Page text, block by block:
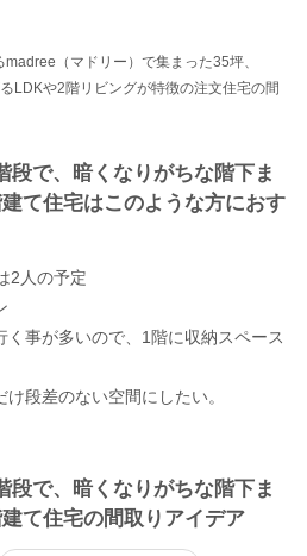
（マドリー）で集まった35坪、
LDKや2階リビングが特徴の注文住宅の間
段で、暗くなりがちな階下ま
て住宅はこのような方におす
2人の予定
く事が多いので、1階に収納スペース
段差のない空間にしたい。
段で、暗くなりがちな階下ま
て住宅の間取りアイデア